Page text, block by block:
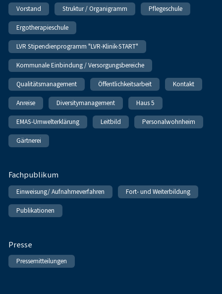
Vorstand Struktur / Organigramm Pflegeschule
Ergotherapieschule
LVR Stipendienprogramm "LVR-Klinik-START"
Kommunale Einbindung / Versorgungsbereiche
Qualitätsmanagement Öffentlichkeitsarbeit Kontakt
Anreise Diversitymanagement Haus 5
EMAS-Umwelterklärung Leitbild Personalwohnheim
Gärtnerei
Fachpublikum
Einweisung/ Aufnahmeverfahren Fort- und Weiterbildung
Publikationen
Presse
Pressemitteilungen